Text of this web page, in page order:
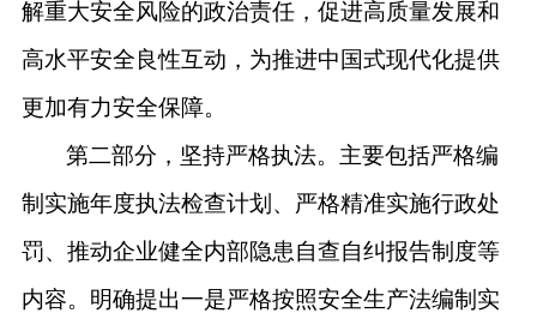
解重大安全风险的政治责任，促进高质量发展和
高水平安全良性互动，为推进中国式现代化提供
更加有力安全保障。
第二部分，坚持严格执法。主要包括严格编
制实施年度执法检查计划、严格精准实施行政处
罚、推动企业健全内部隐患自查自纠报告制度等
内容。明确提出一是严格按照安全生产法编制实